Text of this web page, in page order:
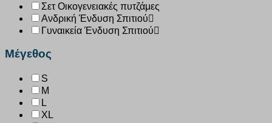
Σετ Οικογενειακές πυτζάμες
Ανδρική Ένδυση Σπιτιού
Γυναικεία Ένδυση Σπιτιού
Μέγεθος
S
M
L
XL